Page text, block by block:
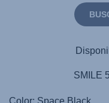
SMILE
Color: Space Black